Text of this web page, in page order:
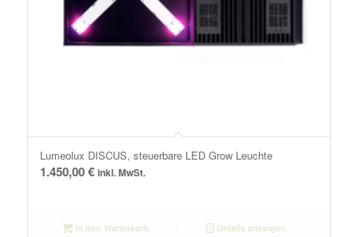
Lumeolux DISCUS, steuerbare LED Grow Leuchte
1.450,00€ inkl. MwSt.
In den Warenkorb Details anzeigen